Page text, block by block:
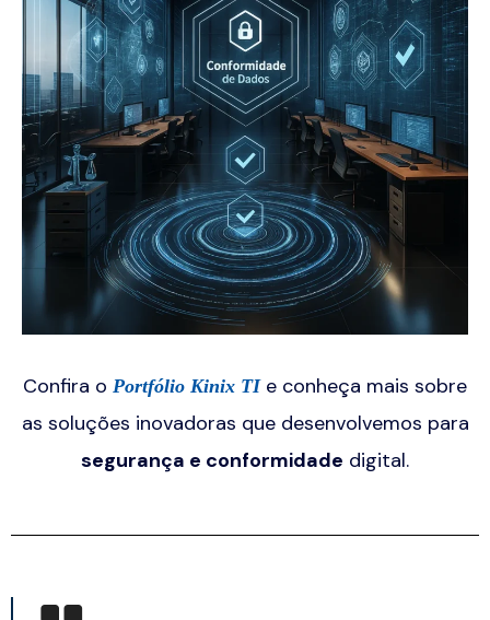
Confira o Portfólio Kinix TIe conheça mais sobre
as soluções inovadoras que desenvolvemos para
segurança e conformidade digital.